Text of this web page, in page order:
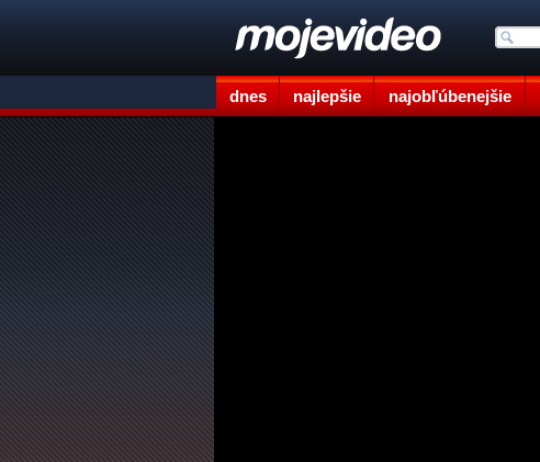
dnes najlepšie najobľúbenejšie